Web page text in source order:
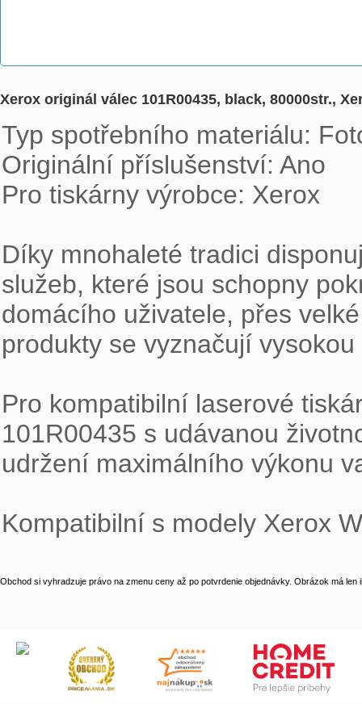
Xerox originál válec 101R00435, black, 80000str.,
Typ spotřebního materiálu:
Originální příslušenství: Ano
Pro tiskárny výrobce: Xerox
Díky mnohaleté tradici
služeb, které jsou schopny
domácího uživatele, přes
produkty se vyznačují
Pro kompatibilní laserové
101R00435 s udávanou
udržení maximálního výkonu
Kompatibilní s modely Xerox
Obchod si vyhradzuje právo na zmenu ceny až po potvrdenie objednávky. Obrázok má len